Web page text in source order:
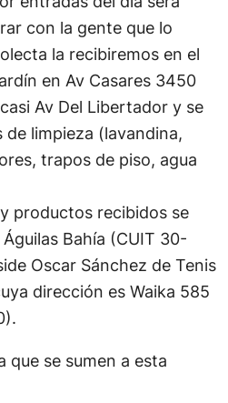
con la gente que lo
la recibiremos en el
en Av Casares 3450
Av Del Libertador y se
limpieza (lavandina,
trapos de piso, agua
productos recibidos se
Bahía (CUIT 30-
Oscar Sánchez de Tenis
dirección es Waika 585
que se sumen a esta